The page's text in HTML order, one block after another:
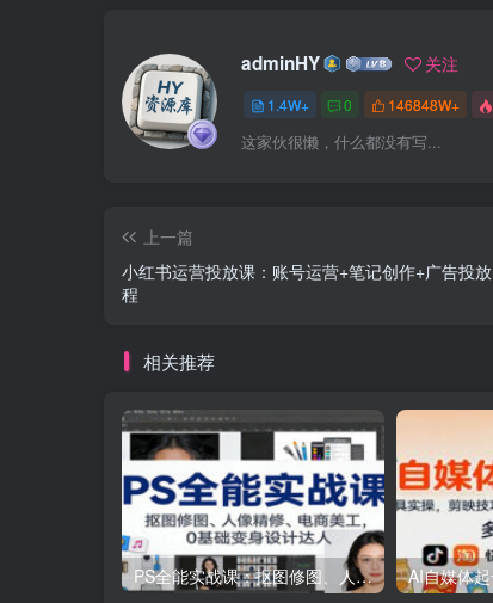
adminHY 关注
1.4W+ 0 146848W+
这家伙很懒，什么都没有写...
上一篇
小红书运营投放课：账号运营+笔记创作+广告投
程
相关推荐
PS全能实战课：抠图修图、人像精修、电商美工，0基础变身设计达人